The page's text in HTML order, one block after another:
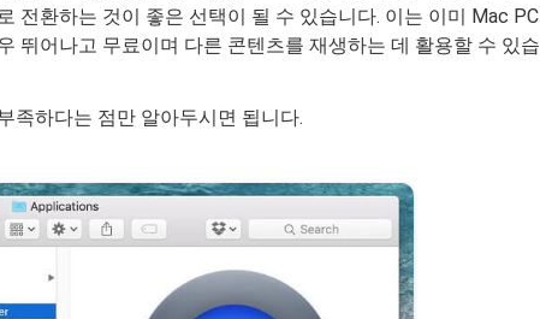
전환하는 것이 좋은 선택이 될 수 있습니다. 이는 이미 Mac PC
뛰어나고 무료이며 다른 콘텐츠를 재생하는 데 활용할 수 있습
족하다는 점만 알아두시면 됩니다.